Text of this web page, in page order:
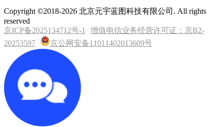
Copyright ©2018-2026 北京元宇蓝图科技有限公司. All rights
reserved
京ICP备2025134712号-1
增值电信业务经营许可证：京B2-
20253597
京公网安备11011402013609号